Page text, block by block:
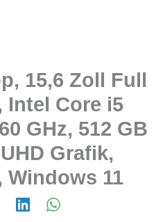
15,6 Zoll Full
Intel Core i5
GHz, 512 GB
Grafik,
Windows 11